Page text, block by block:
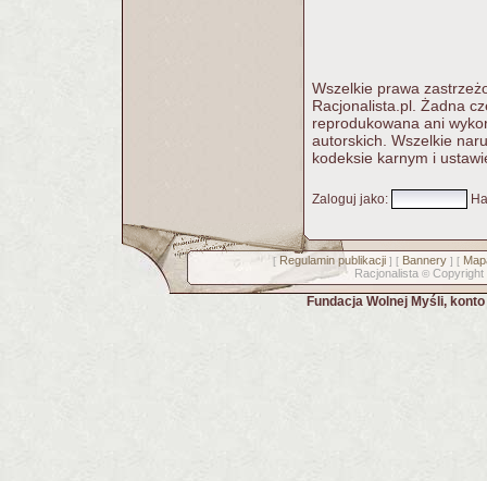
Wszelkie prawa
Racjonalista.pl. Żadna
reprodukowana ani
autorskich. Wszelkie
kodeksie karnym i
Zaloguj jako:
[ Regulamin publikacji] [ Bannery] [
Racjonalista © Copyright
Fundacja Wolnej Myśli,